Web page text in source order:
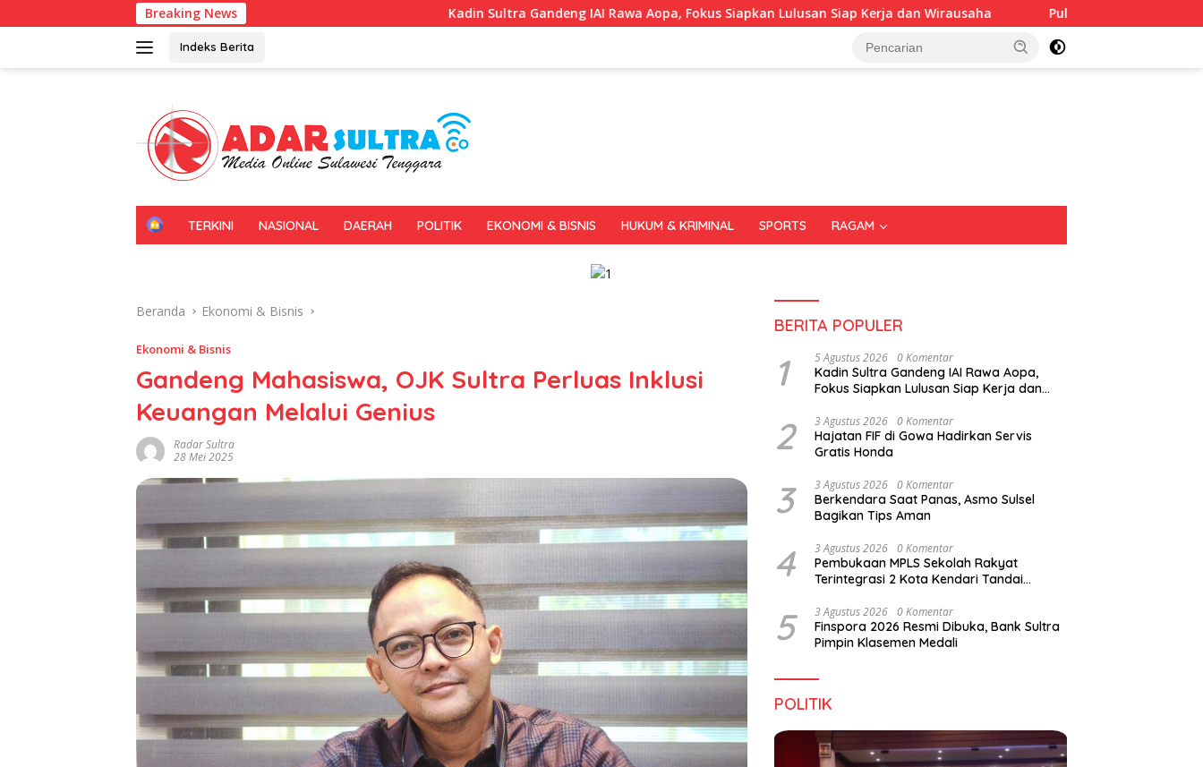
ke
Breaking News Kadin Sultra Gandeng IAI Rawa Aopa, Fokus Siapkan Lulusan Siap Kerja dan Wirausaha Puluhan Tenant Ramaikan Festival Kuliner
Indeks Berita
H
TERKINI NASIONAL DAERAH POLITIK EKONOMI & BISNIS HUKUM & KRIMINAL SPORTS RAGAM
Beranda Ekonomi & Bisnis
Ekonomi & Bisnis
Gandeng Mahasiswa, OJK Sultra Perluas Inklusi
Keuangan Melalui Genius
Radar Sultra
28 Mei 2025
BERITA POPULER
1 5 Agustus 2026 0 Komentar
Kadin Sultra Gandeng IAI Rawa Aopa,
Fokus Siapkan Lulusan Siap Kerja dan
2 3 Agustus 2026 0 Komentar
Hajatan FIF di Gowa Hadirkan Servis
Gratis Honda
3 3 Agustus 2026 0 Komentar
Berkendara Saat Panas, Asmo Sulsel
Bagikan Tips Aman
4 3 Agustus 2026 0 Komentar
Pembukaan MPLS Sekolah Rakyat
Terintegrasi 2 Kota Kendari Tandai
5 3 Agustus 2026 0 Komentar
Finspora 2026 Resmi Dibuka, Bank Sultra
Pimpin Klasemen Medali
POLITIK